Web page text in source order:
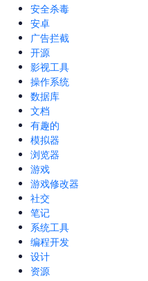
安全杀毒
安卓
广告拦截
开源
影视工具
操作系统
数据库
文档
有趣的
模拟器
浏览器
游戏
游戏修改器
社交
笔记
系统工具
编程开发
设计
资源